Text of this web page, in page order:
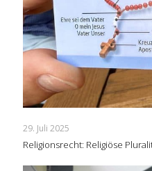
29. Juli 2025
Religionsrecht: Religiöse